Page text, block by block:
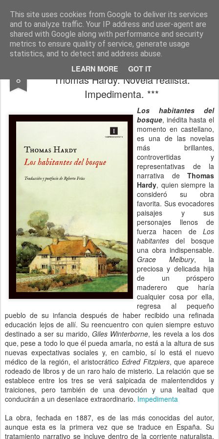
This site uses cookies from Google to deliver its services
and to analyze traffic. Your IP address and user-agent are
shared with Google along with performance and security
metrics to ensure quality of service, generate usage
statistics, and to detect and address abuse.
LEARN MORE GOT IT
CINE, LITERATURA Y VIDA Blog de Cine y Libros
8
LOS HABITANTES DEL BOSQUE.
Thomas Hardy. Novela realista.
Impedimenta. ***
Los habitantes del
bosque, inédita hasta el
momento en castellano,
es una de las novelas
más brillantes,
controvertidas y
representativas de la
narrativa de Thomas
Hardy, quien siempre la
consideró su obra
favorita. Sus evocadores
paisajes y sus
personajes llenos de
fuerza hacen de Los
habitantes del bosque
una obra indispensable.
Grace Melbury, la
preciosa y delicada hija
de un próspero
maderero que haría
cualquier cosa por ella,
regresa al pequeño
pueblo de su infancia después de haber recibido una refinada
educación lejos de allí. Su reencuentro con quien siempre estuvo
destinado a ser su marido, Giles Winterborne, les revela a los dos
que, pese a todo lo que él pueda amarla, no está a la altura de sus
nuevas expectativas sociales y, en cambio, sí lo está el nuevo
médico de la región, el aristocrático Edred Fitzpiers, que aparece
rodeado de libros y de un raro halo de misterio. La relación que se
establece entre los tres se verá salpicada de malentendidos y
traiciones, pero también de una devoción y una lealtad que
conducirán a un desenlace extraordinario. Impedimenta
La obra, fechada en 1887, es de las más conocidas del autor,
aunque esta es la primera vez que se traduce en España. Su
tratamiento narrativo se incluye dentro de la corriente naturalista,